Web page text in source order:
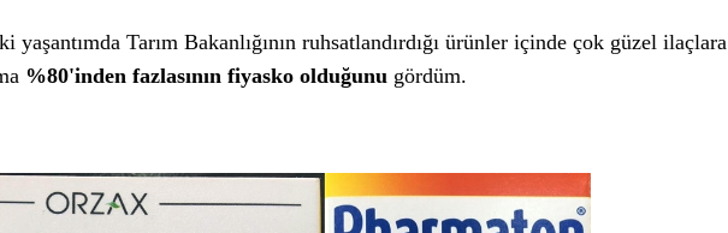
yaşantımda Tarım Bakanlığının ruhsatlandırdığı ürünler içinde çok güzel ilaçlara
%80'inden fazlasının fiyasko olduğunu gördüm.